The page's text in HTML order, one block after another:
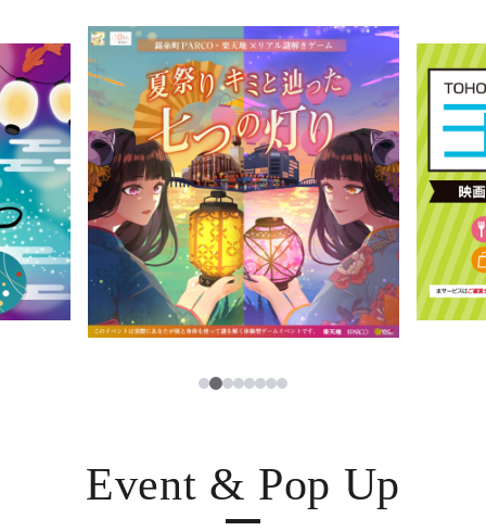
ニュース
レストラン・カフェ
TAX FREE
PARCOメンバーズ
JP
한국어
ภาษาไทย
日本語
1234567
Event & Pop Up